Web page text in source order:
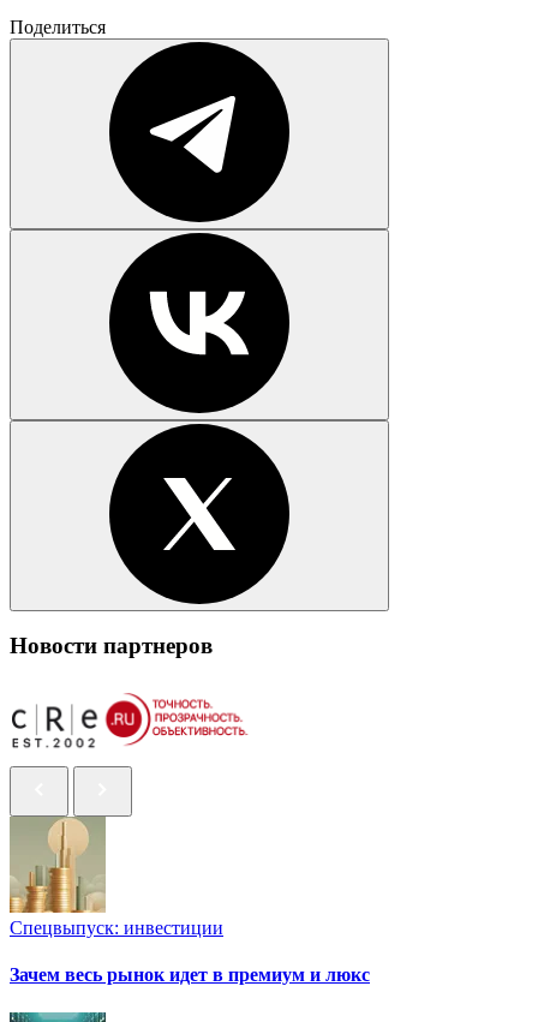
Поделиться
Новости партнеров
Спецвыпуск: инвестиции
Зачем весь рынок идет в премиум и люкс